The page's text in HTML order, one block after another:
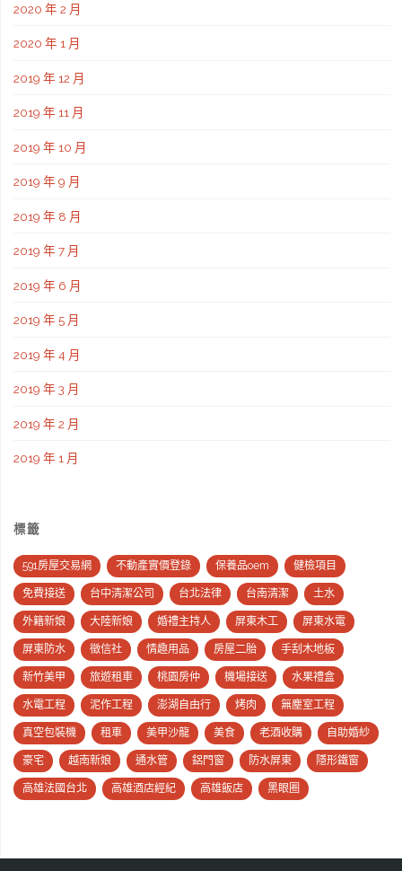
2020 年 2 月
2020 年 1 月
2019 年 12 月
2019 年 11 月
2019 年 10 月
2019 年 9 月
2019 年 8 月
2019 年 7 月
2019 年 6 月
2019 年 5 月
2019 年 4 月
2019 年 3 月
2019 年 2 月
2019 年 1 月
標籤
591房屋交易網 不動產實價登錄 保養品oem 健檢項目
免費接送 台中清潔公司 台北法律 台南清潔 土水
外籍新娘 大陸新娘 婚禮主持人 屏東木工 屏東水電
屏東防水 徵信社 情趣用品 房屋二胎 手刮木地板
新竹美甲 旅遊租車 桃園房仲 機場接送 水果禮盒
水電工程 泥作工程 澎湖自由行 烤肉 無塵室工程
真空包裝機 租車 美甲沙龍 美食 老酒收購 自助婚紗
豪宅 越南新娘 通水管 鋁門窗 防水屏東 隱形鐵窗
高雄法國台北 高雄酒店經紀 高雄飯店 黑眼圈